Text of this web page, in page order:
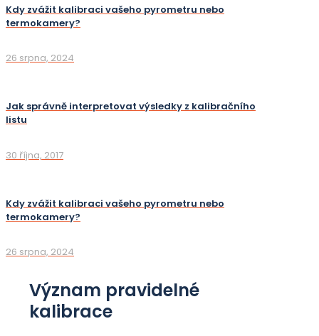
Kdy zvážit kalibraci vašeho pyrometru nebo
termokamery?
26 srpna, 2024
Jak správně interpretovat výsledky z kalibračního
listu
30 října, 2017
Kdy zvážit kalibraci vašeho pyrometru nebo
termokamery?
26 srpna, 2024
Význam pravidelné
kalibrace